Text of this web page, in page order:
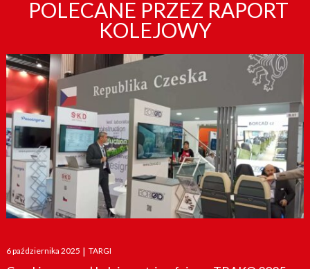
POLECANE PRZEZ RAPORT
KOLEJOWY
Posted
on
6 października 2025 | TARGI